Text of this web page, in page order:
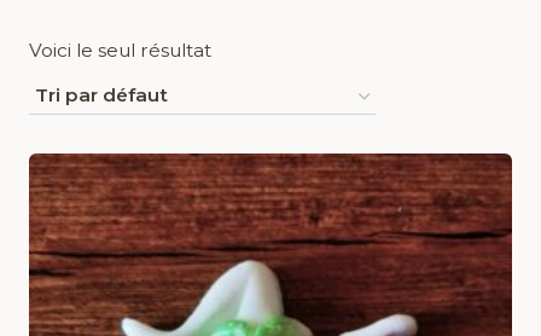
Voici le seul résultat